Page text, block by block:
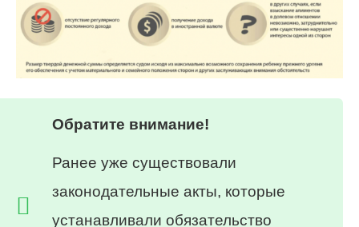
Обратите внимание!
Ранее уже существовали
законодательные акты, которые
устанавливали обязательство